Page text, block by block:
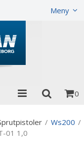
Meny
0
/ Ws200 /
01 1,0